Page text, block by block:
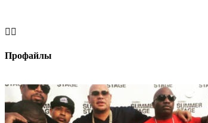
 
Профайлы